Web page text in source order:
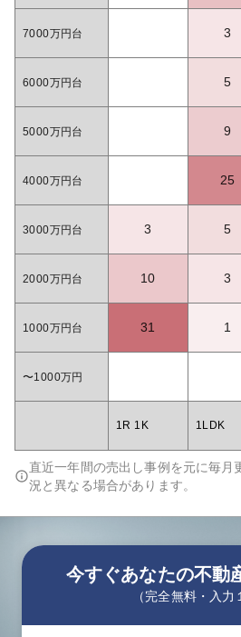
7000万円台 3
6000万円台 5
5000万円台 9
4000万円台 25
3000万円台 3 5
2000万円台 10 3
1000万円台 31 1
〜1000万円
1R 1K 1LDK
直近一年間の売出し事例を元に毎月
況と異なる場合があります。
今すぐあなたの不動
（完全無料・入力